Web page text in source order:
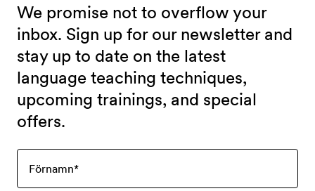
Kontor
Hitta ett kontor nära dig
Om oss
Vilka är vi?
Karriär
Bli en del av vårt team
We promise not to overflow your
inbox. Sign up for our newsletter and
stay up to date on the latest
language teaching techniques,
upcoming trainings, and special
offers.
Förnamn*